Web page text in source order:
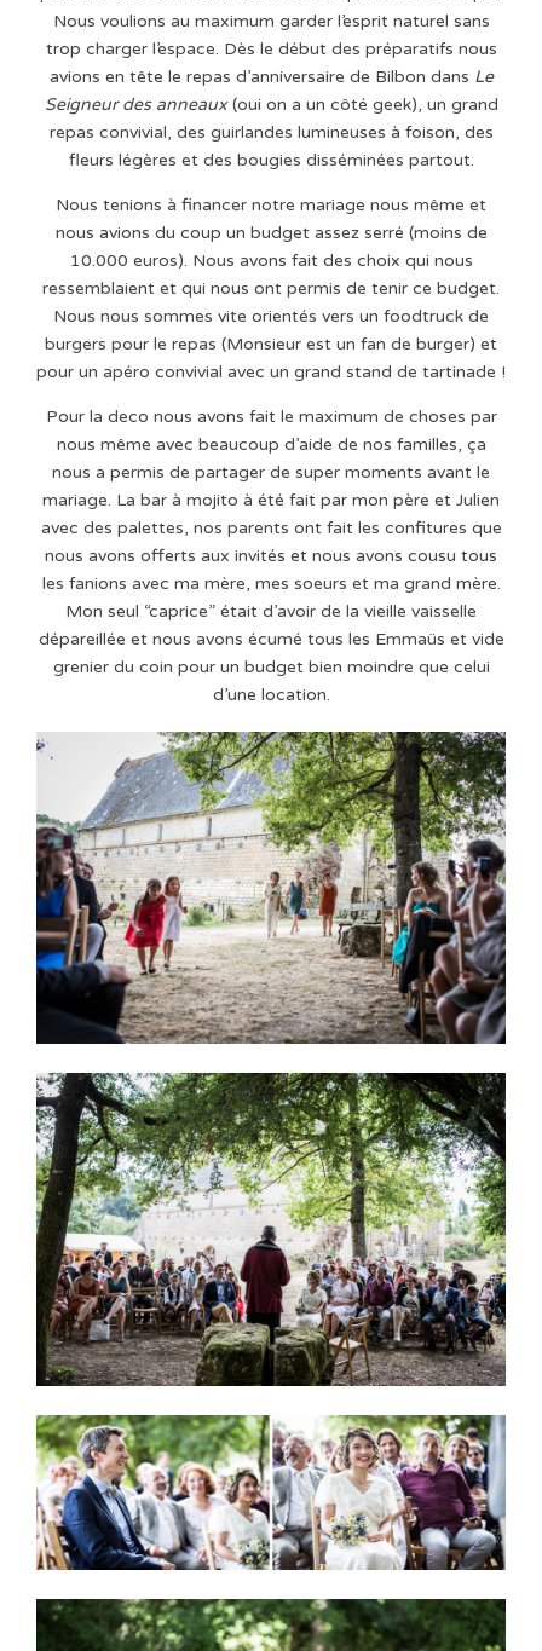
Nous voulions au maximum garder l’esprit naturel sans
trop charger l’espace. Dès le début des préparatifs nous
avions en tête le repas d’anniversaire de Bilbon dans Le
Seigneur des anneaux(oui on a un côté geek), un grand
repas convivial, des guirlandes lumineuses à foison, des
fleurs légères et des bougies disséminées partout.
Nous tenions à financer notre mariage nous même et
nous avions du coup un budget assez serré (moins de
10.000 euros). Nous avons fait des choix qui nous
ressemblaient et qui nous ont permis de tenir ce budget.
Nous nous sommes vite orientés vers un foodtruck de
burgers pour le repas (Monsieur est un fan de burger) et
pour un apéro convivial avec un grand stand de tartinade !
Pour la deco nous avons fait le maximum de choses par
nous même avec beaucoup d’aide de nos familles, ça
nous a permis de partager de super moments avant le
mariage. La bar à mojito à été fait par mon père et Julien
avec des palettes, nos parents ont fait les confitures que
nous avons offerts aux invités et nous avons cousu tous
les fanions avec ma mère, mes soeurs et ma grand mère.
Mon seul “caprice” était d’avoir de la vieille vaisselle
dépareillée et nous avons écumé tous les Emmaüs et vide
grenier du coin pour un budget bien moindre que celui
d’une location.